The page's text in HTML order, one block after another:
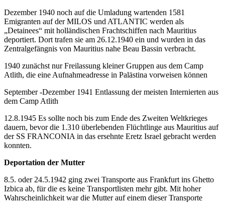
Dezember 1940 noch auf die Umladung wartenden 1581
Emigranten auf der MILOS und ATLANTIC werden als
„Detainees“ mit holländischen Frachtschiffen nach Mauritius
deportiert. Dort trafen sie am 26.12.1940 ein und wurden in das
Zentralgefängnis von Mauritius nahe Beau Bassin verbracht.
1940 zunächst nur Freilassung kleiner Gruppen aus dem Camp
Atlith, die eine Aufnahmeadresse in Palästina vorweisen können
September -Dezember 1941 Entlassung der meisten Internierten aus
dem Camp Atlith
12.8.1945 Es sollte noch bis zum Ende des Zweiten Weltkrieges
dauern, bevor die 1.310 überlebenden Flüchtlinge aus Mauritius auf
der SS FRANCONIA in das ersehnte Eretz Israel gebracht werden
konnten.
Deportation der Mutter
8.5. oder 24.5.1942 ging zwei Transporte aus Frankfurt ins Ghetto
Izbica ab, für die es keine Transportlisten mehr gibt. Mit hoher
Wahrscheinlichkeit war die Mutter auf einem dieser Transporte